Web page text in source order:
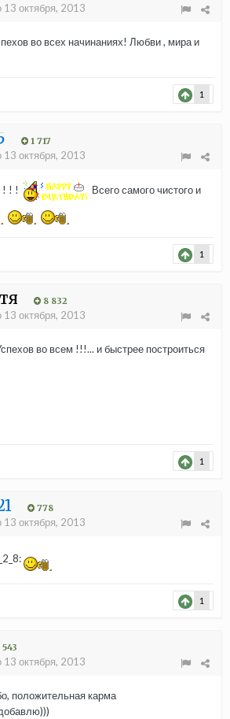
13 октября, 2013
во всех начинаниях! Любви , мира и
1
1 717
13 октября, 2013
! ! !
Всего самого чистого и
1
8 832
13 октября, 2013
во всем !!!... и быстрее построиться
1
778
13 октября, 2013
1
543
13 октября, 2013
положительная карма